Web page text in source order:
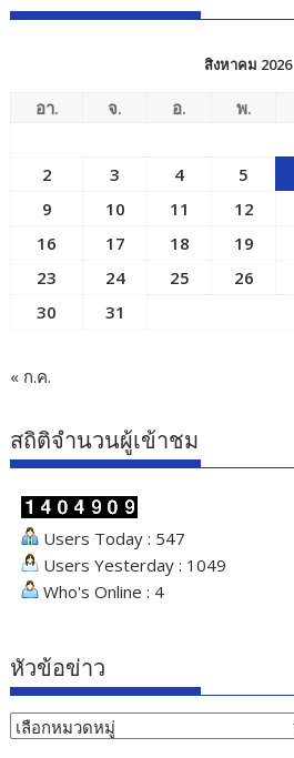
สิงหาคม 2026
อา. จ. อ. พ.
2
3 4 5
9
10 11 12
16
17 18 19
23
24 25 26
30
31
« ก.ค.
สถิติจำนวนผู้เข้าชม
Users Today : 547
Users Yesterday : 1049
Who's Online : 4
หัวข้อข่าว
หัวข้อ